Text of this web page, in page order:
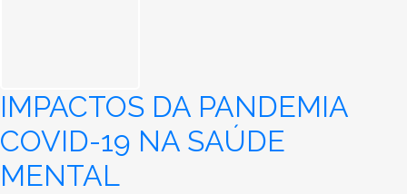
IMPACTOS DA PANDEMIA
COVID-19 NA SAÚDE
MENTAL